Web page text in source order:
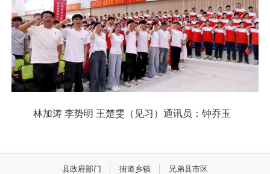
林加涛 李势明 王楚雯（见习）通讯员：钟乔玉
县政府部门 街道乡镇 兄弟县市区